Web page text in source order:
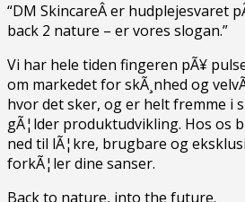
“DM SkincareÂ er hudplejesvaret
back 2 nature – er vores slogan.”
Vi har hele tiden fingeren pÃ¥
om markedet for skÃ¸nhed og
hvor det sker, og er helt fremme i
gÃ¦lder produktudvikling. Hos os
ned til lÃ¦kre, brugbare og
forkÃ¦ler dine sanser.
Back to nature, into the future.